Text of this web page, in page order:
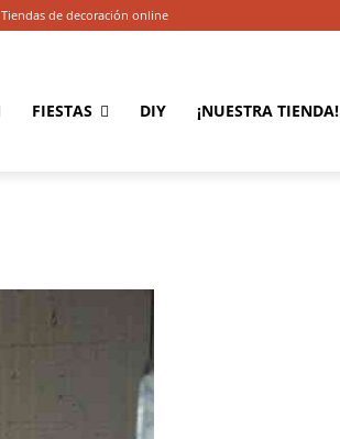
Tiendas de decoración online
FIESTAS DIY ¡NUESTRA TIENDA!